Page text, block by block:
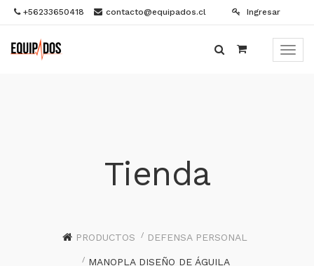
+56233650418 contacto@equipados.cl Ingresar
Menú
Tienda
PRODUCTOS DEFENSA PERSONAL
MANOPLA DISEÑO DE ÁGUILA